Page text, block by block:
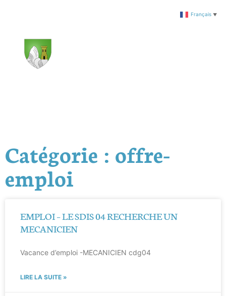
Catégorie : offre-
emploi
EMPLOI – LE SDIS 04 RECHERCHE UN
MECANICIEN
Vacance d’emploi -MECANICIEN cdg04
LIRE LA SUITE »
Français ▼